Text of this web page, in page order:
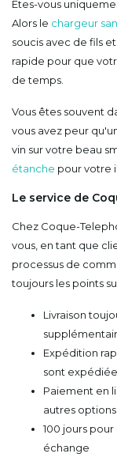
Êtes-vous
Alors le chargeur
soucis avec de fils
rapide pour que
de temps.
Vous êtes souvent
vous avez peur
vin sur votre beau
étanche pour votre
Le service de
Chez Coque-
vous, en tant que
processus de
toujours les points
Livraison
Expédition
sont
Paiement en
autres
100 jours
échange